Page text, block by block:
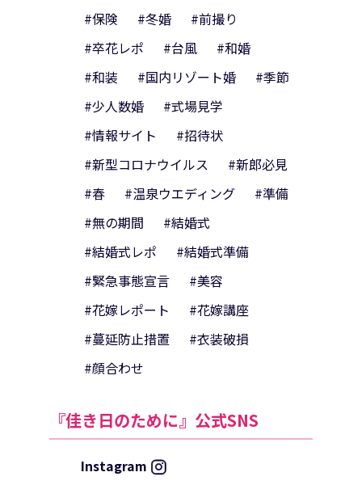
#保険
#冬婚
#前撮り
#卒花レポ
#台風
#和婚
#和装
#国内リゾート婚
#季節
#少人数婚
#式場見学
#情報サイト
#招待状
#新型コロナウイルス
#新郎必見
#春
#温泉ウエディング
#準備
#無の期間
#結婚式
#結婚式レポ
#結婚式準備
#緊急事態宣言
#美容
#花嫁レポート
#花嫁講座
#蔓延防止措置
#衣装破損
#顔合わせ
『佳き日のために』公式SNS
Instagram